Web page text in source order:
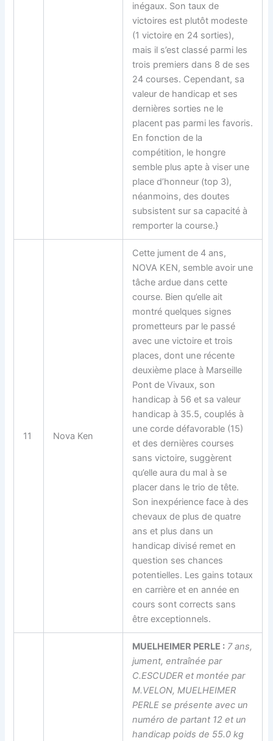
inégaux. Son taux de
victoires est plutôt modeste
(1 victoire en 24 sorties),
mais il s’est classé parmi les
trois premiers dans 8 de ses
24 courses. Cependant, sa
valeur de handicap et ses
dernières sorties ne le
placent pas parmi les favoris.
En fonction de la
compétition, le hongre
semble plus apte à viser une
place d’honneur (top 3),
néanmoins, des doutes
subsistent sur sa capacité à
remporter la course.}
11 Nova Ken
Cette jument de 4 ans,
NOVA KEN, semble avoir une
tâche ardue dans cette
course. Bien qu’elle ait
montré quelques signes
prometteurs par le passé
avec une victoire et trois
places, dont une récente
deuxième place à Marseille
Pont de Vivaux, son
handicap à 56 et sa valeur
handicap à 35.5, couplés à
une corde défavorable (15)
et des dernières courses
sans victoire, suggèrent
qu’elle aura du mal à se
placer dans le trio de tête.
Son inexpérience face à des
chevaux de plus de quatre
ans et plus dans un
handicap divisé remet en
question ses chances
potentielles. Les gains totaux
en carrière et en année en
cours sont corrects sans
être exceptionnels.
MUELHEIMER PERLE : 7 ans,
jument, entraînée par
C.ESCUDER et montée par
M.VELON, MUELHEIMER
PERLE se présente avec un
numéro de partant 12 et un
handicap poids de 55.0 kg